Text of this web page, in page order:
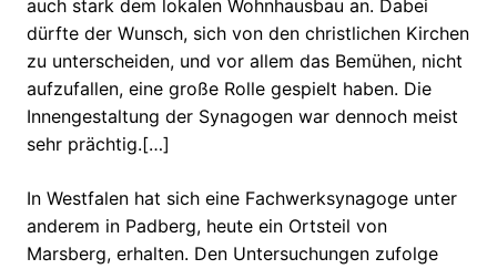
auch stark dem lokalen Wohnhausbau an. Dabei
dürfte der Wunsch, sich von den christlichen Kirchen
zu unterscheiden, und vor allem das Bemühen, nicht
aufzufallen, eine große Rolle gespielt haben. Die
Innengestaltung der Synagogen war dennoch meist
sehr prächtig.[…]
In Westfalen hat sich eine Fachwerksynagoge unter
anderem in Padberg, heute ein Ortsteil von
Marsberg, erhalten. Den Untersuchungen zufolge